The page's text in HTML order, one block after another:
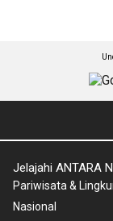
Jelajahi ANTARA
Pariwisata &
Nasional